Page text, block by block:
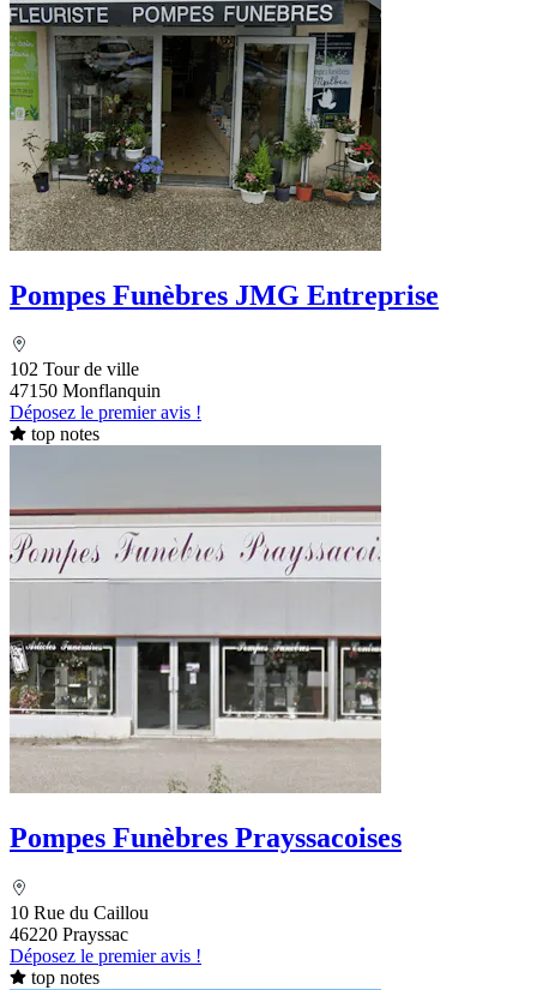
Pompes Funèbres JMG Entreprise
102 Tour de ville
47150 Monflanquin
Déposez le premier avis !
top notes
Pompes Funèbres Prayssacoises
10 Rue du Caillou
46220 Prayssac
Déposez le premier avis !
top notes